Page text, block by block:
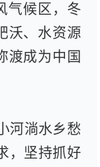
气候区，冬
沃、水资源
渡成为中国
河淌水乡愁
，坚持抓好